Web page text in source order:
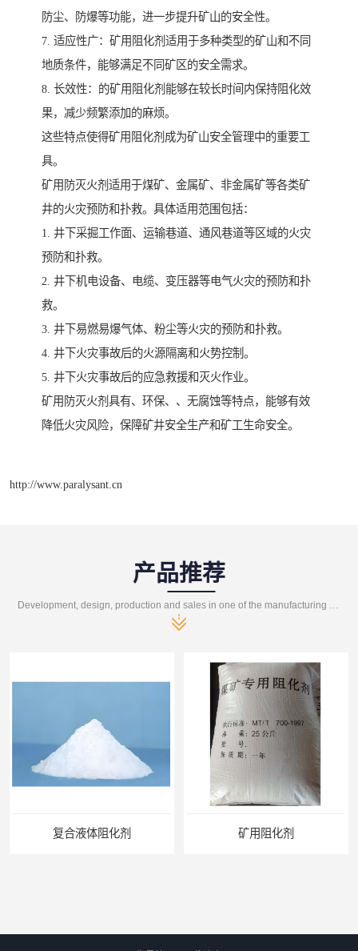
防尘、防爆等功能，进一步提升矿山的安全性。
7. 适应性广：矿用阻化剂适用于多种类型的矿山和不同
地质条件，能够满足不同矿区的安全需求。
8. 长效性：的矿用阻化剂能够在较长时间内保持阻化效
果，减少频繁添加的麻烦。
这些特点使得矿用阻化剂成为矿山安全管理中的重要工
具。
矿用防灭火剂适用于煤矿、金属矿、非金属矿等各类矿
井的火灾预防和扑救。具体适用范围包括：
1. 井下采掘工作面、运输巷道、通风巷道等区域的火灾
预防和扑救。
2. 井下机电设备、电缆、变压器等电气火灾的预防和扑
救。
3. 井下易燃易爆气体、粉尘等火灾的预防和扑救。
4. 井下火灾事故后的火源隔离和火势控制。
5. 井下火灾事故后的应急救援和灭火作业。
矿用防灭火剂具有、环保、、无腐蚀等特点，能够有效
降低火灾风险，保障矿井安全生产和矿工生命安全。
http://www.paralysant.cn
产品推荐
Development, design, production and sales in one of the manufacturing enterprises
复合液体阻化剂 矿用阻化剂